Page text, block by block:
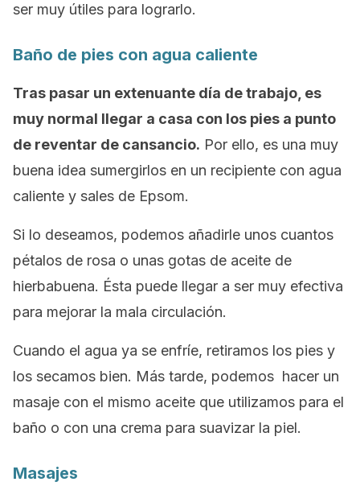
ser muy útiles para lograrlo.
Baño de pies con agua caliente
Tras pasar un extenuante día de trabajo, es
muy normal llegar a casa con los pies a punto
de reventar de cansancio. Por ello, es una muy
buena idea sumergirlos en un recipiente con agua
caliente y sales de Epsom.
Si lo deseamos, podemos añadirle unos cuantos
pétalos de rosa o unas gotas de aceite de
hierbabuena. Ésta puede llegar a ser muy efectiva
para mejorar la mala circulación.
Cuando el agua ya se enfríe, retiramos los pies y
los secamos bien. Más tarde, podemos hacer un
masaje con el mismo aceite que utilizamos para el
baño o con una crema para suavizar la piel.
Masajes